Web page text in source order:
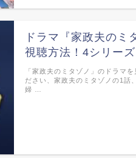
ドラマ『家政夫のミ
視聴方法！4シリーズ
「家政夫のミタゾノ」のドラマ
ださい、家政夫のミタゾノの1話
婦 …